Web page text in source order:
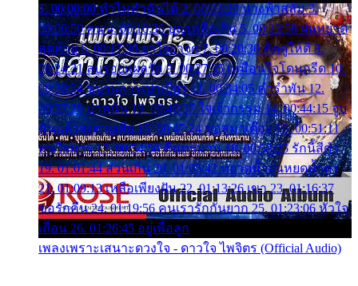
1. 00:00:00 ทำไมทำฉันได้ 2. 00:03:20 นางฟ้าสลัม 3.
00:06:50 คน 4. 00:10:36 บุญเหลือเกิน 5. 00:13:58 ฝนหยาด
สุดท้าย 6. 00:17:30 ยาใจยาจก 7. 00:20:30 คิดดูให้ดี 8.
00:24:21 ลบรอยแผลรัก 9. 00:27:35 เหมือนใจโดนกรีด 10.
00:30:54 ขบวนการเปาเปียว 11. 00:34:05 คำรำพัน 12.
00:37:20 ปาหนัน 13. 00:40:37 ใจเจ้ากรรม 14. 00:44:15 จูบ
ฉันแล้วจงตายเสีย 15. 00:47:24 ขอสูมาเต๊อะ 16. 00:51:11
คนใจมาร 17. 00:54:50 คืนทรมาน 18. 00:58:25 รักนี้สีดำ
19. 01:01:44 ส่วนเกิน 20. 01:05:42 หยาดน้ำฝนหยดน้ำตา
21. 01:09:13 เหลือเพียงฝัน 22. 01:13:26 เขา 23. 01:16:37
ขอรักคืน 24. 01:19:56 คนเรารักกันยาก 25. 01:23:06 หัวใจ
เถื่อน 26. 01:26:45 อยู่เพื่อลูก
เพลงเพราะเสนาะดวงใจ - ดาวใจ ไพจิตร (Official Audio)